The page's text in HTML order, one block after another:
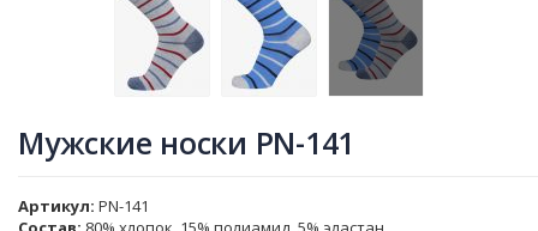
Мужские носки PN-141
Артикул PN-141